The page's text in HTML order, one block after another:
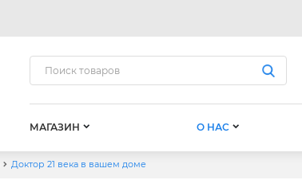
МАГАЗИН О НАС
Доктор 21 века в вашем доме